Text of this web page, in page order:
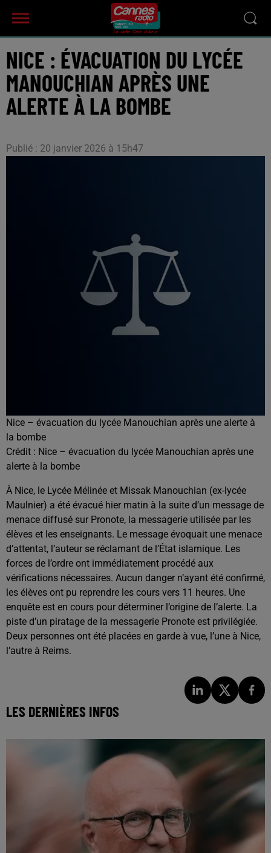
NICE : ÉVACUATION DU LYCÉE
MANOUCHIAN APRÈS UNE
ALERTE À LA BOMBE
Publié : 20 janvier 2026 à 15h47
Nice – évacuation du lycée Manouchian après une alerte à
la bombe
Crédit : Nice – évacuation du lycée Manouchian après une
alerte à la bombe
À Nice, le Lycée Mélinée et Missak Manouchian (ex-lycée
Maulnier) a été évacué hier matin à la suite d’un message de
menace diffusé sur Pronote, la messagerie utilisée par les
élèves et les enseignants. Le message évoquait une menace
d’attentat, l’auteur se réclamant de l’État islamique. Les
forces de l’ordre ont immédiatement procédé aux
vérifications nécessaires. Aucun danger n’ayant été confirmé,
les élèves ont pu reprendre les cours vers 11 heures. Une
enquête est en cours pour déterminer l’origine de l’alerte. La
piste d’un piratage de la messagerie Pronote est privilégiée.
Deux personnes ont été placées en garde à vue, l’une à Nice,
l’autre à Reims.
LES DERNIÈRES INFOS